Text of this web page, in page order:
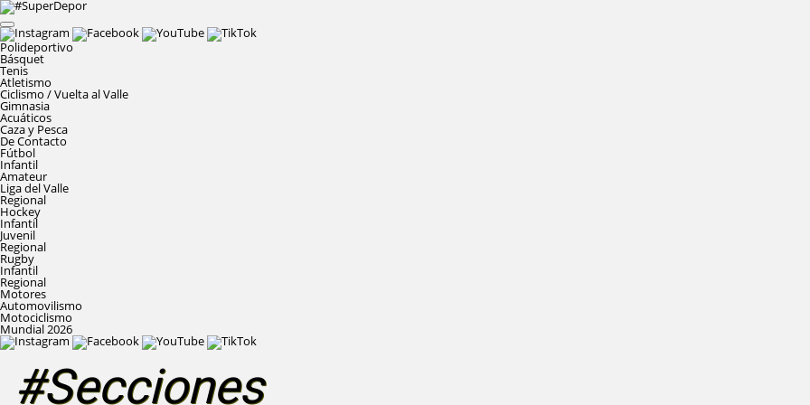
Polideportivo
Básquet
Tenis
Atletismo
Ciclismo / Vuelta al Valle
Gimnasia
Acuáticos
Caza y Pesca
De Contacto
Fútbol
Infantil
Amateur
Liga del Valle
Regional
Hockey
Infantil
Juvenil
Regional
Rugby
Infantil
Regional
Motores
Automovilismo
Motociclismo
Mundial 2026
#Secciones